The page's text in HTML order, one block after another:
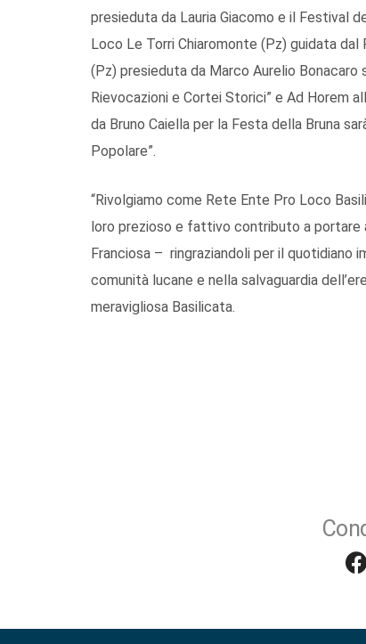
presieduta da Lauria Giacomo e il Festival
Loco Le Torri Chiaromonte (Pz) guidata
(Pz) presieduta da Marco Aurelio
Rievocazioni e Cortei Storici” e Ad Horem
da Bruno Caiella per la Festa della Bruna
Popolare”.
“Rivolgiamo come Rete Ente Pro Loco
loro prezioso e fattivo contributo a
Franciosa – ringraziandoli per il quotidiano
comunità lucane e nella salvaguardia
meravigliosa Basilicata.